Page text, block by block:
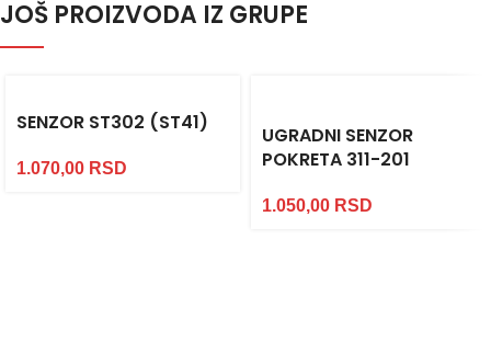
JOŠ PROIZVODA IZ GRUPE
SENZOR ST302 (ST41)
1.070,00 RSD
UGRADNI SENZOR
POKRETA 311-201
1.050,00 RSD